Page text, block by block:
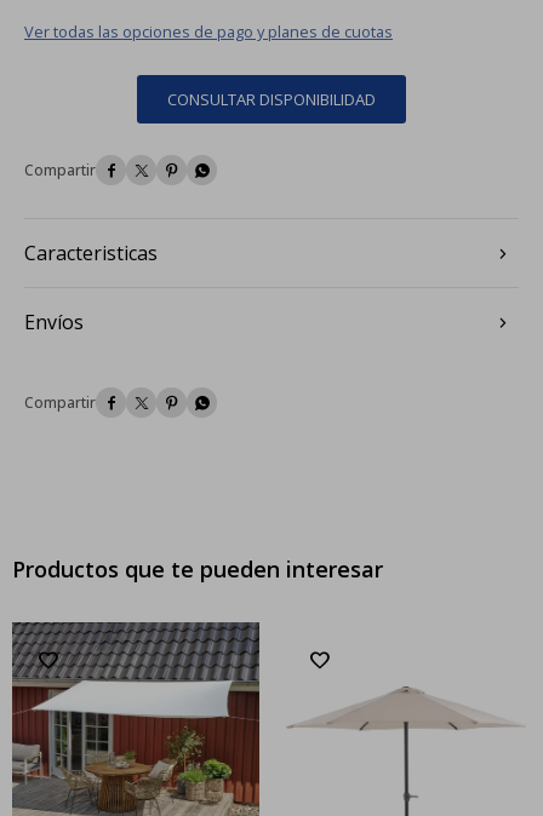
Ver todas las opciones de pago y planes de cuotas
CONSULTAR DISPONIBILIDAD
   
Caracteristicas
Envíos
   
Productos que te pueden interesar